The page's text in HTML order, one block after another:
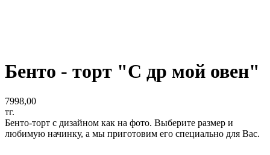
Бенто - торт "С др мой овен"
7998,00
тг.
Бенто-торт с дизайном как на фото. Выберите размер и
любимую начинку, а мы приготовим его специально для Вас.